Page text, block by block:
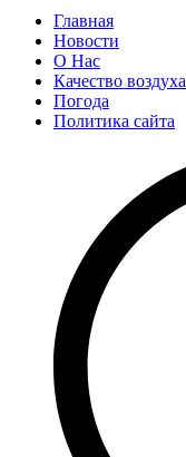
Главная
Новости
О Нас
Качество воздуха
Погода
Политика сайта